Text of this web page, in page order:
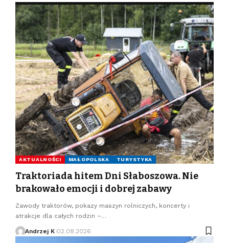
AKTUALNOŚCI MAŁOPOLSKA TURYSTYKA
Traktoriada hitem Dni Słaboszowa. Nie
brakowało emocji i dobrej zabawy
Zawody traktorów, pokazy maszyn rolniczych, koncerty i
atrakcje dla całych rodzin –…
Andrzej K 02.08.2026